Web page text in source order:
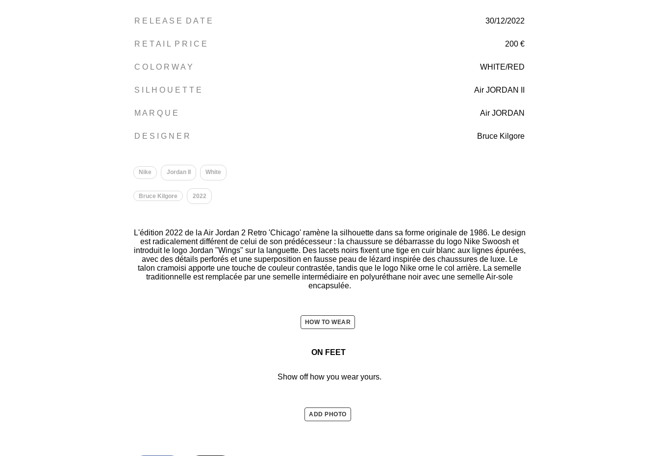
R E L E A S E D A T E 30/12/2022
R E T A I L P R I C E 200 €
C O L O R W A Y WHITE/RED
S I L H O U E T T E Air JORDAN II
M A R Q U E Air JORDAN
D E S I G N E R Bruce Kilgore
Nike Jordan II White
Bruce Kilgore 2022
L'édition 2022 de la Air Jordan 2 Retro 'Chicago' ramène la silhouette dans sa forme originale de 1986. Le design
est radicalement différent de celui de son prédécesseur : la chaussure se débarrasse du logo Nike Swoosh et
introduit le logo Jordan "Wings" sur la languette. Des lacets noirs fixent une tige en cuir blanc aux lignes épurées,
avec des détails perforés et une superposition en fausse peau de lézard inspirée des chaussures de luxe. Le
talon cramoisi apporte une touche de couleur contrastée, tandis que le logo Nike orne le col arrière. La semelle
traditionnelle est remplacée par une semelle intermédiaire en polyuréthane noir avec une semelle Air-sole
encapsulée.
HOW TO WEAR
ON FEET
Show off how you wear yours.
ADD PHOTO